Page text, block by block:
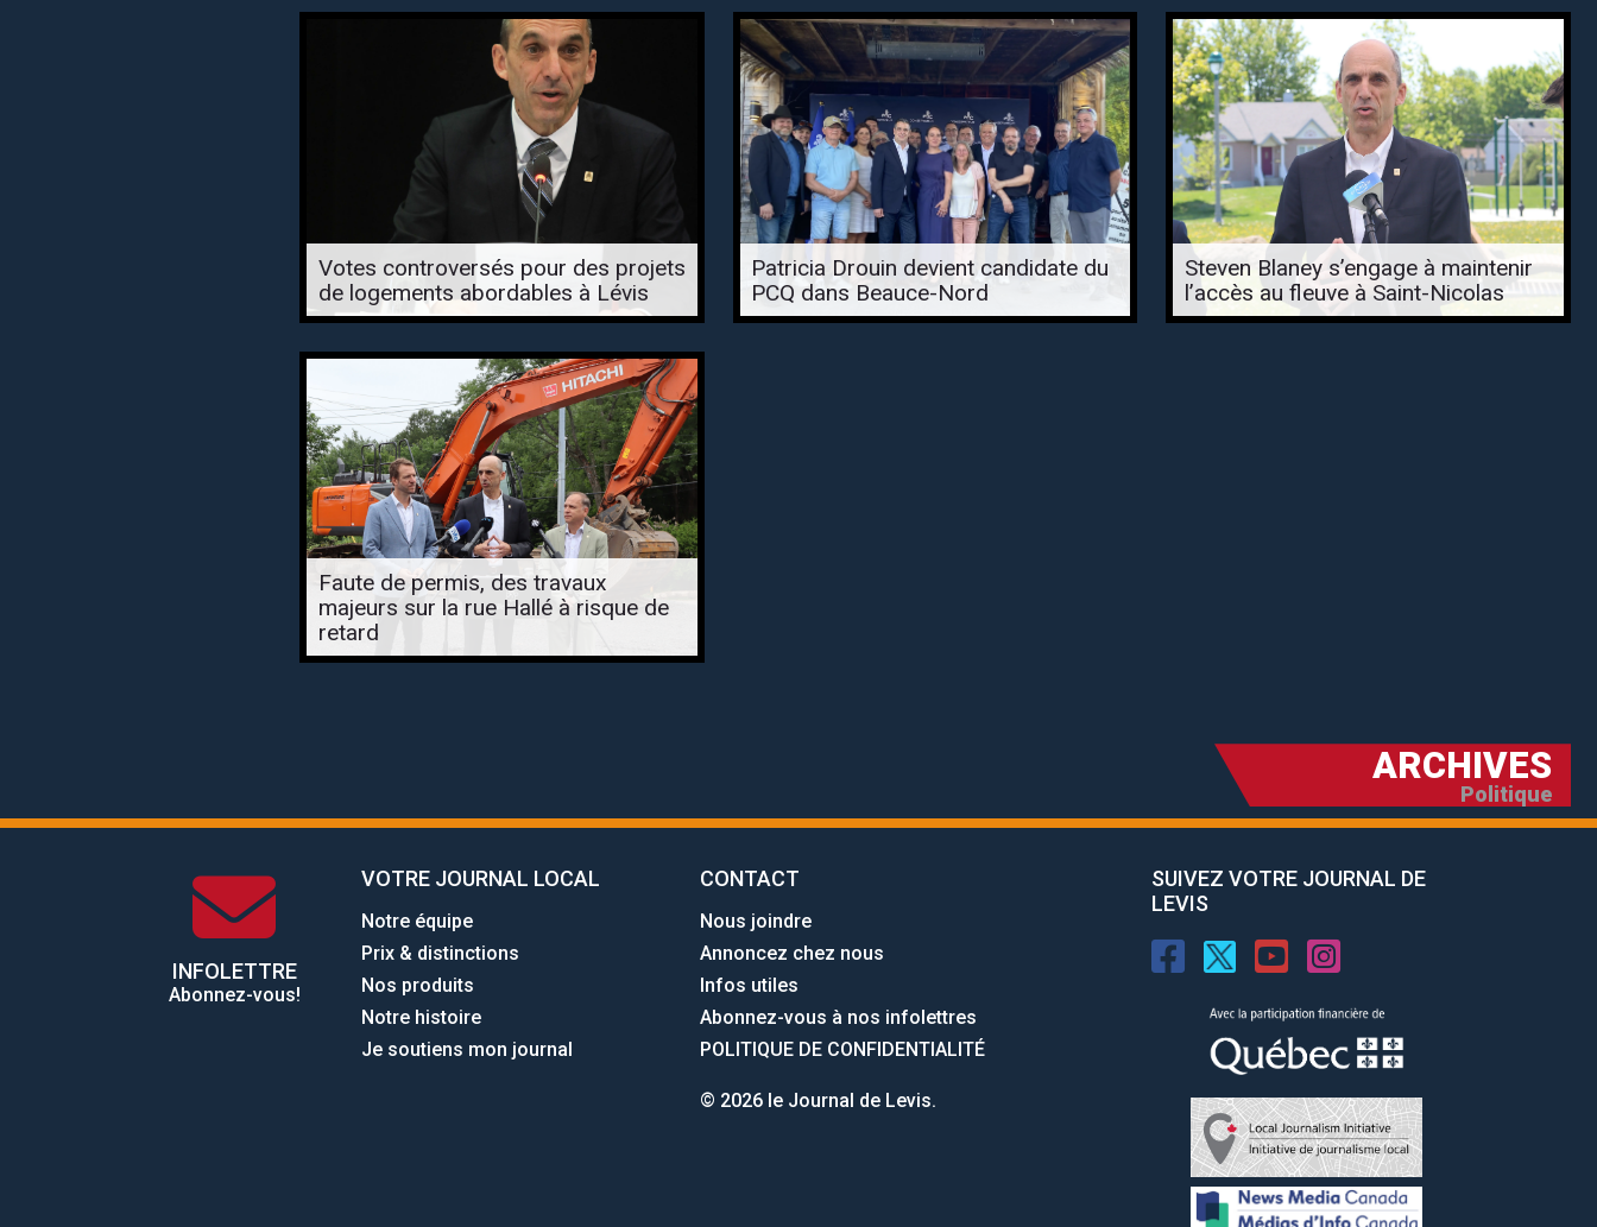
Votes controversés pour des projets
de logements abordables à Lévis
Patricia Drouin devient candidate du
PCQ dans Beauce-Nord
Steven Blaney s’engage à maintenir
l’accès au fleuve à Saint-Nicolas
Faute de permis, des travaux
majeurs sur la rue Hallé à risque de
retard
ARCHIVES
Politique
INFOLETTRE
Abonnez-vous!
VOTRE JOURNAL LOCAL
Notre équipe
Prix & distinctions
Nos produits
Notre histoire
Je soutiens mon journal
CONTACT
Nous joindre
Annoncez chez nous
Infos utiles
Abonnez-vous à nos infolettres
POLITIQUE DE CONFIDENTIALITÉ
© 2026 le Journal de Levis.
SUIVEZ VOTRE JOURNAL DE
LEVIS